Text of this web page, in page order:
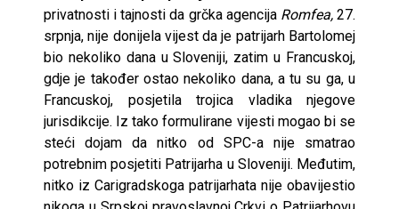
privatnosti i tajnosti da grčka agencija Romfea,27.
srpnja, nije donijela vijest da je patrijarh Bartolomej
bio nekoliko dana u Sloveniji, zatim u Francuskoj,
gdje je također ostao nekoliko dana, a tu su ga, u
Francuskoj, posjetila trojica vladika njegove
jurisdikcije. Iz tako formulirane vijesti mogao bi se
steći dojam da nitko od SPC-a nije smatrao
potrebnim posjetiti Patrijarha u Sloveniji. Međutim,
nitko iz Carigradskoga patrijarhata nije obavijestio